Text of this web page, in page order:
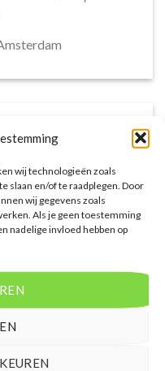
wij technologieën zoals
slaan en/of te raadplegen. Door
wij gegevens zoals
Als je geen toestemming
nadelige invloed hebben op
op
is erg goed. Van
hotels, de site
De handige
aansluiten bij mijn